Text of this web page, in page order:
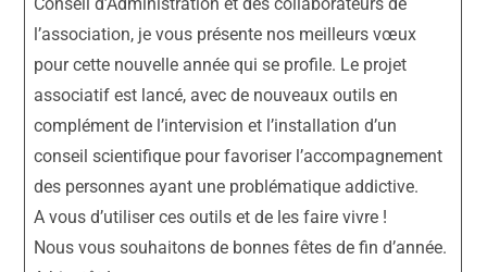
l’association, je vous présente nos meilleurs vœux
pour cette nouvelle année qui se profile. Le projet
associatif est lancé, avec de nouveaux outils en
complément de l’intervision et l’installation d’un
conseil scientifique pour favoriser l’accompagnement
des personnes ayant une problématique addictive.
A vous d’utiliser ces outils et de les faire vivre !
Nous vous souhaitons de bonnes fêtes de fin d’année.